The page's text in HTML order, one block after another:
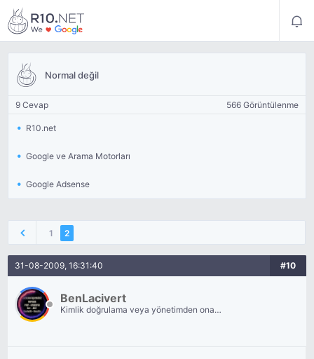
Normal değil
9 Cevap 566 Görüntülenme
R10.net
Google ve Arama Motorları
Google Adsense
1 2
31-08-2009, 16:31:40 #10
BenLacivert
Kimlik doğrulama veya yönetimden onay